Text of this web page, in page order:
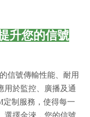
升您的信號
信號傳輸性能、耐用
用於監控、廣播及通
定制服務，使得每一
選擇金淶，您的信號